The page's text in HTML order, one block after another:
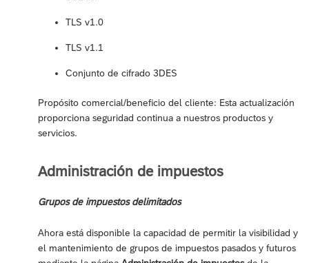
TLS v1.0
TLS v1.1
Conjunto de cifrado 3DES
Propósito comercial/beneficio del cliente: Esta actualización
proporciona seguridad continua a nuestros productos y
servicios.
Administración de impuestos
Grupos de impuestos delimitados
Ahora está disponible la capacidad de permitir la visibilidad y
el mantenimiento de grupos de impuestos pasados y futuros